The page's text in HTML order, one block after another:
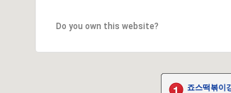
죠스떡볶이
Do you own this website?